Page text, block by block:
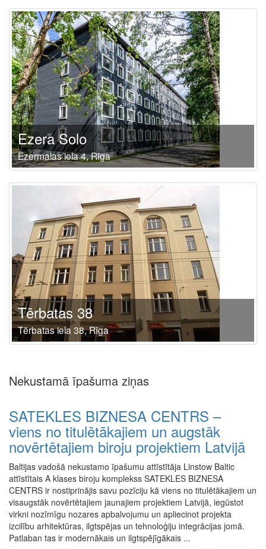
Ezera Solo
Ezermalas iela 4, Rīga
Tērbatas 38
Tērbatas iela 38, Rīga
Nekustamā īpašuma ziņas
SATEKLES BIZNESA CENTRS –
viens no titulētākajiem un augstāk
novērtētajiem biroju projektiem Latvijā
Baltijas vadošā nekustamo īpašumu attīstītāja Linstow Baltic
attīstītais A klases biroju komplekss SATEKLES BIZNESA
CENTRS ir nostiprinājis savu pozīciju kā viens no titulētākajiem un
visaugstāk novērtētajiem jaunajiem projektiem Latvijā, iegūstot
virkni nozīmīgu nozares apbalvojumu un apliecinot projekta
izcilību arhitektūras, ilgtspējas un tehnoloģiju integrācijas jomā.
Patlaban tas ir modernākais un ilgtspējīgākais ...